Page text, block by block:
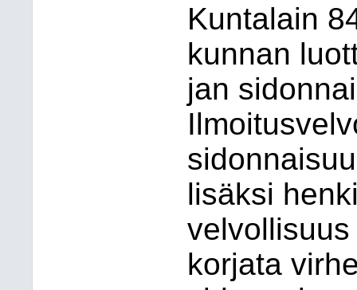
Kuntalain
kunnan
jan
lisäksi
korjata